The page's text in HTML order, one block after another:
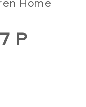
Home
Р